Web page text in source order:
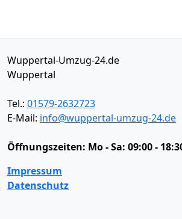
Wuppertal-Umzug-24.de
Wuppertal
Tel.: 01579-2632723
E-Mail: info@wuppertal-umzug-24.de
Öffnungszeiten: Mo - Sa: 09:00 -
Impressum
Datenschutz